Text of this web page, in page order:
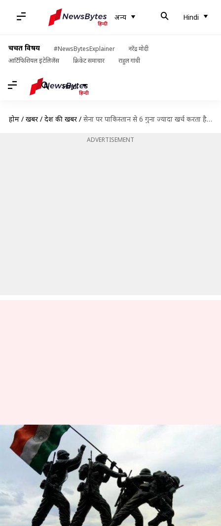
अन्य Hindi
चर्चित विषय #NewsBytesExplainer
नरेंद्र मोदी
आर्टिफिशियल इंटेलिजेंस
क्रिकेट समाचार राहुल गांधी
Hindi
होम / खबरें / देश की खबरें / सेना पर पाकिस्तान से 6 गुना ज्यादा खर्च करता है भारत, दुनिया में चौथे स्थान पर
ADVERTISEMENT
सेना पर पाकिस्तान से 6 गुना ज्यादा
खर्च करता है भारत, दुनिया में चौथे
स्थान पर
मुकुल तोमर Apr 30, 2019 07:21 pm
क्या है खबर?